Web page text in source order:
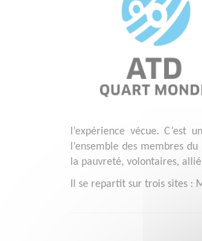
l’expérience vécue.
l’ensemble des membres
la pauvreté, volontaires,
Il se repartit sur trois sites :